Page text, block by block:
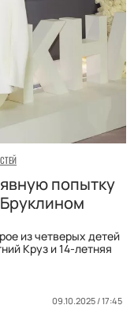
попытку
из четверых детей
Круз и 14-летняя
09.10.2025 / 17:45